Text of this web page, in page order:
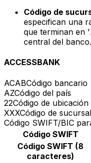
Código de
especifican una
que terminan en
central del banco.
ACCESSBANK
ACABCódigo bancario
AZCódigo del país
22Código de ubicación
XXXCódigo de sucursal
Código SWIFT/BIC
Código SWIFT
Código SWIFT (8
caracteres)